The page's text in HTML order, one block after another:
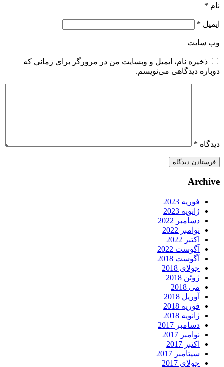
*
*
سایت
ذخیره نام، ایمیل و وبسایت من در مرورگر برای زمانی که
دیدگاهی می‌نویسم.
*
فوریه 2023
ژانویه 2023
دسامبر 2022
نوامبر 2022
اکتبر 2022
آگوست 2022
آگوست 2018
جولای 2018
ژوئن 2018
می 2018
آوریل 2018
فوریه 2018
ژانویه 2018
دسامبر 2017
نوامبر 2017
اکتبر 2017
سپتامبر 2017
جولای 2017